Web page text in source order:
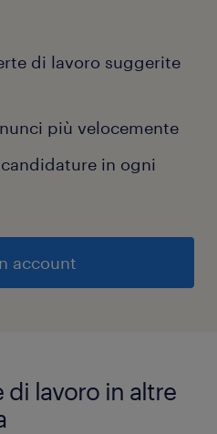
di lavoro suggerite
più velocemente
in ogni
account
lavoro in altre